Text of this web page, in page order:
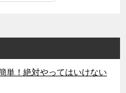
単！絶対やってはいけない